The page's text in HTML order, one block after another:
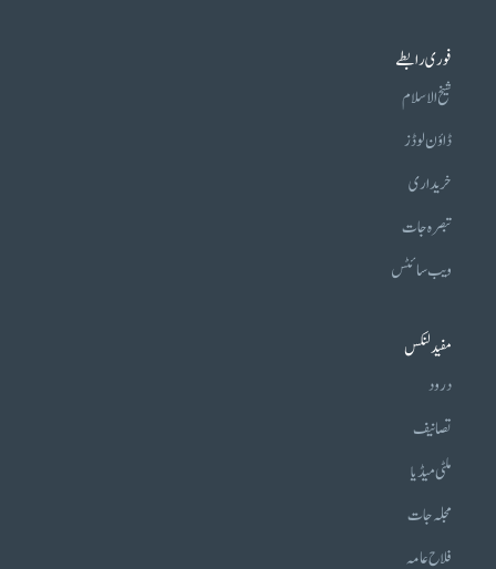
فوری رابطے
شیخ الاسلام
ڈاؤن لوڈز
خریداری
تبصرہ جات
ویب سائٹس
مفید لنکس
درود
تصانیف
ملٹی میڈیا
مجلہ جات
فلاح عامہ